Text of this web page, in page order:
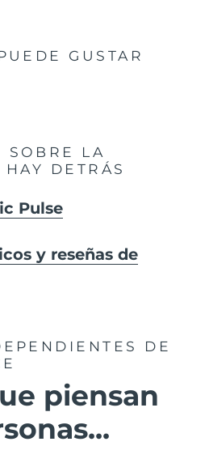
GUSTAR
SOBRE LA
DETRÁS
Pulse
y reseñas de
DE
piensan